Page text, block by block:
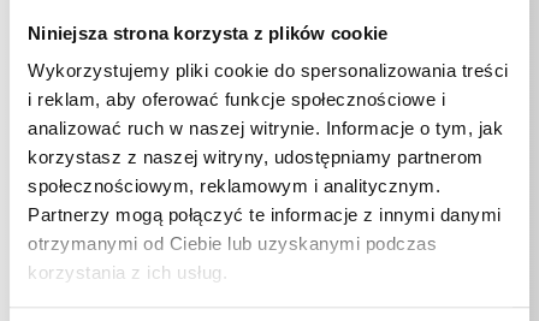
Niniejsza strona korzysta z plików cookie
Wykorzystujemy pliki cookie do spersonalizowania treści
i reklam, aby oferować funkcje społecznościowe i
analizować ruch w naszej witrynie. Informacje o tym, jak
korzystasz z naszej witryny, udostępniamy partnerom
społecznościowym, reklamowym i analitycznym.
Partnerzy mogą połączyć te informacje z innymi danymi
otrzymanymi od Ciebie lub uzyskanymi podczas
korzystania z ich usług.
• Zalecane dozowanie: 25% (1 część środka
stopnia zabrudzenia, twardości wody, temperatury
wody i rodzaju powierzchni można rozcieńczyć w
większym stopniu.
• Czas działania: 3-5 minut.
• Uwaga: Nie pozostawiać do wyschnięcia.
• Wcześniej sprawdzić na niewidocznym miejscu
zgodność z materiałem.
• Zalecamy stosowanie lancy pianowej.